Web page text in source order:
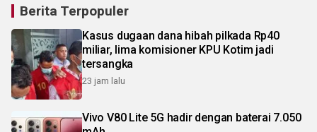
Berita Terpopuler
Kasus dugaan dana hibah pilkada Rp40
miliar, lima komisioner KPU Kotim jadi
tersangka
23 jam lalu
Vivo V80 Lite 5G hadir dengan baterai 7.050